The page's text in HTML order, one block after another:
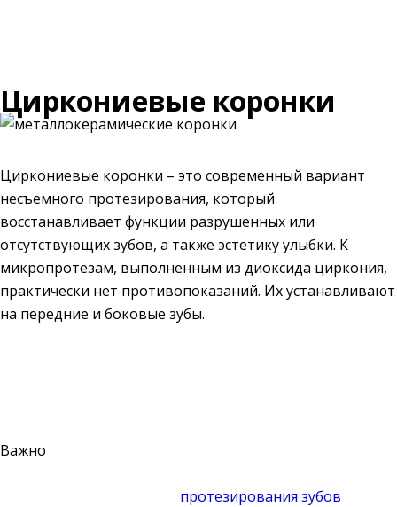
Циркониевые коронки
Циркониевые коронки – это современный вариант
несъемного протезирования, который
восстанавливает функции разрушенных или
отсутствующих зубов, а также эстетику улыбки. К
микропротезам, выполненным из диоксида циркония,
практически нет противопоказаний. Их устанавливают
на передние и боковые зубы.
Важно
протезирования зубов